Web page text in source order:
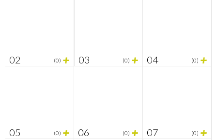
02 (0) + 03 (0) + 04 (0) +
05 (0) + 06 (0) + 07 (0) +